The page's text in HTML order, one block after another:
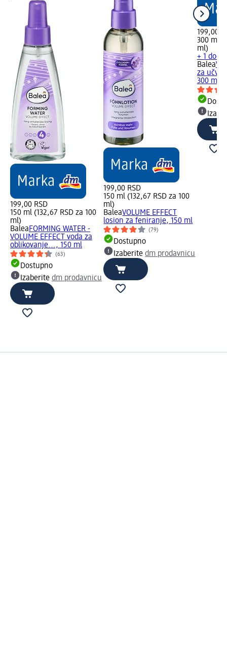
199,00 RSD
150 ml (132,67 RSD za 100
ml)
BaleaFORMING WATER -
VOLUME EFFECT voda za
oblikovanje..., 150 ml
(63)
Dostupno
Izaberite dm prodavnicu
199,00 RSD
150 ml (132,67 RSD za 100
ml)
BaleaVOLUME EFFECT
losion za feniranje, 150 ml
(79)
Dostupno
Izaberitedm prodavnicu
199,00
300 ml
ml)
+ 1
Balea
za
300 ml